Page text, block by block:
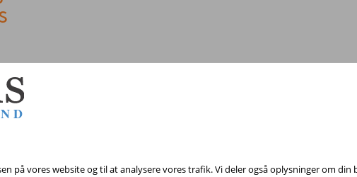
på vores website og til at analysere vores trafik. Vi deler også oplysninger om